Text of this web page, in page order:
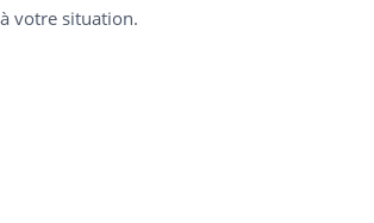
votre situation.